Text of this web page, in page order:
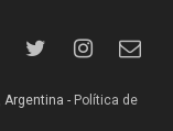
Argentina - Política de